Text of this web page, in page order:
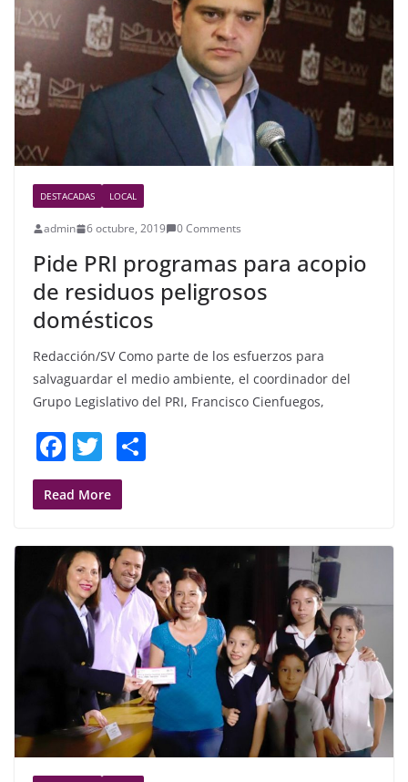
o
k
DESTACADAS LOCAL
admin 6 octubre, 2019 0 Comments
Pide PRI programas para acopio
de residuos peligrosos
domésticos
Redacción/SV Como parte de los esfuerzos para
salvaguardar el medio ambiente, el coordinador del
Grupo Legislativo del PRI, Francisco Cienfuegos,
F
a
c
b
o
o
k
T
w
itt
Read More